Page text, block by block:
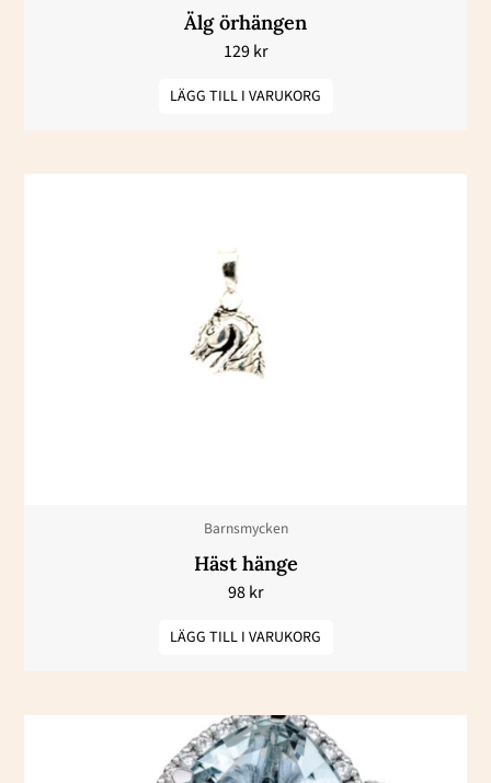
Älg örhängen
129kr
LÄGG TILL I VARUKORG
Barnsmycken
Häst hänge
98kr
LÄGG TILL I VARUKORG
Prisintervall:
51800 kr
till
Den
här